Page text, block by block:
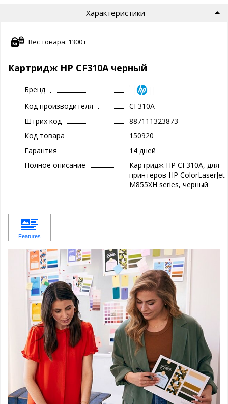
Характеристики
Вес товара: 1300 г
Картридж HP CF310A черный
Бренд
Код производителя
CF310A
Штрих код
887111323873
Код товара
150920
Гарантия
14 дней
Полное описание
Картридж HP CF310A, для
принтеров HP ColorLaserJet
M855XH series, черный